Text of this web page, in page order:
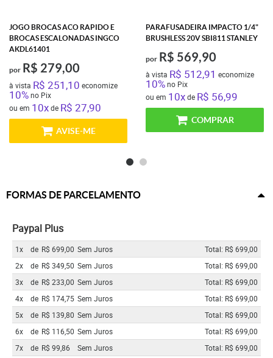
JOGO BROCAS ACO RAPIDO E
BROCAS ESCALONADAS INGCO
AKDL61401
por R$ 279,00
à vista R$ 251,10 economize
10%no Pix
ou em 10xde R$ 27,90
AVISE-ME
PARAFUSADEIRA IMPACTO 1/4"
BRUSHLESS 20V SBI811 STANLEY
por R$ 569,90
à vista R$ 512,91 economize
10%no Pix
ou em 10xde R$ 56,99
COMPRAR
FORMAS DE PARCELAMENTO
Paypal Plus
1x de R$ 699,00 Sem Juros
Total: R$ 699,00
2x
de R$ 349,50 Sem Juros
Total: R$ 699,00
3x
de R$ 233,00 Sem Juros
Total: R$ 699,00
4x
de R$ 174,75 Sem Juros
Total: R$ 699,00
5x
de R$ 139,80 Sem Juros
Total: R$ 699,00
6x
de R$ 116,50 Sem Juros
Total: R$ 699,00
7x
de R$ 99,86 Sem Juros
Total: R$ 699,00